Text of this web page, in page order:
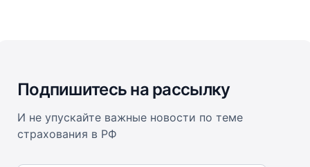
Подпишитесь на рассылку
И не упускайте важные новости по теме
страхования в РФ